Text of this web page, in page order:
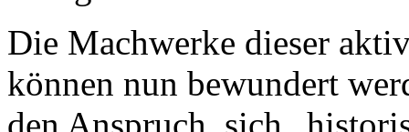
Die Machwerke dieser
können nun bewundert